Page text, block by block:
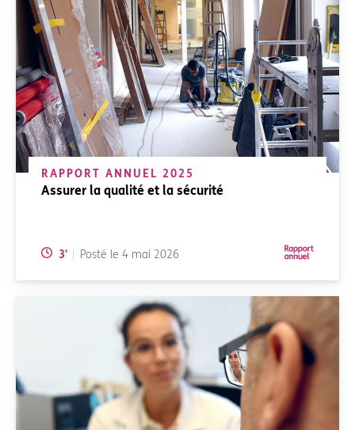
RAPPORT ANNUEL 2025
Assurer la qualité et la sécurité
Temps de lecture:
3' Posté le 4 mai 2026